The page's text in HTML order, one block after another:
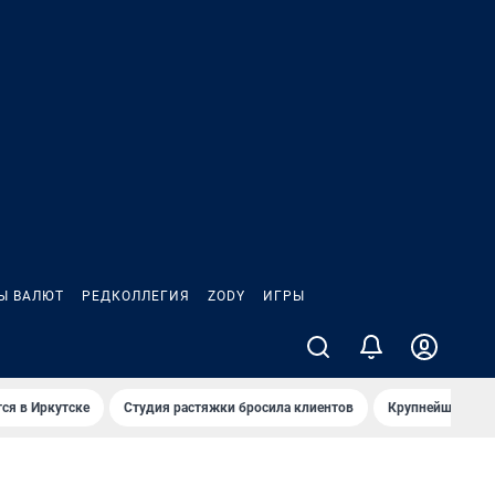
ВАЛЮТ РЕДКОЛЛЕГИЯ ZODY ИГРЫ
в Иркутске Студия растяжки бросила клиентов Крупнейшие